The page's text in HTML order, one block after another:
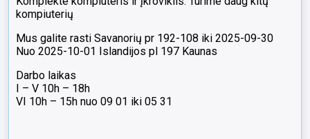
kompiuterių
Mus galite rasti Savanorių pr 192-108 iki 2025-09-30
Nuo 2025-10-01 Islandijos pl 197 Kaunas
Darbo laikas
I – V 10h – 18h
VI 10h – 15h nuo 09 01 iki 05 31